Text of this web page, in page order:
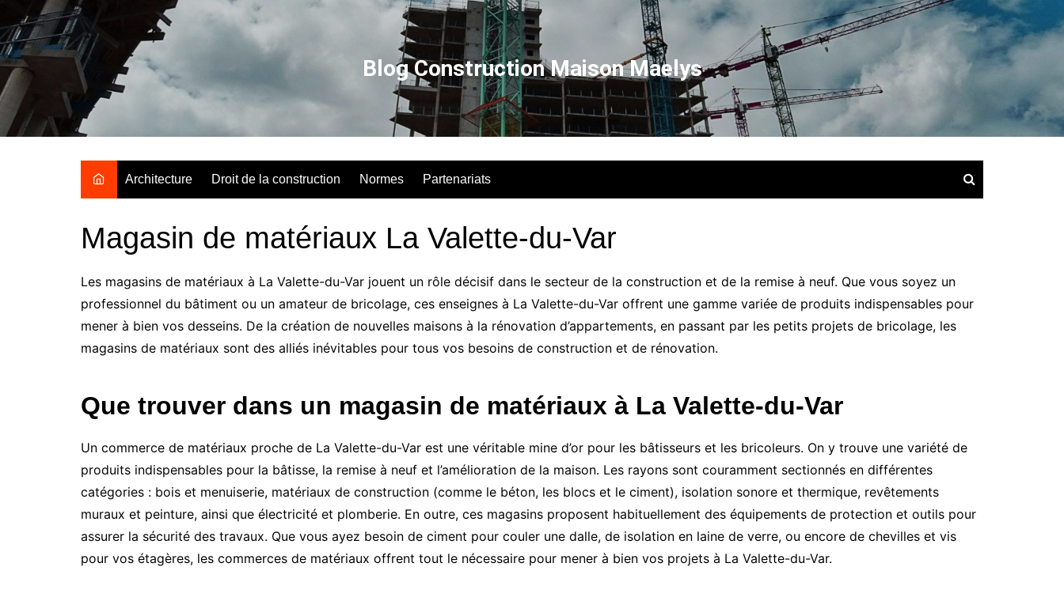
au
contenu
Blog Construction Maison Maelys
Architecture Droit de la construction Normes Partenariats
Magasin de matériaux La Valette-du-Var
Les magasins de matériaux à La Valette-du-Var jouent un rôle décisif dans le secteur de la construction et de la remise à neuf. Que vous soyez un
professionnel du bâtiment ou un amateur de bricolage, ces enseignes à La Valette-du-Var offrent une gamme variée de produits indispensables pour
mener à bien vos desseins. De la création de nouvelles maisons à la rénovation d’appartements, en passant par les petits projets de bricolage, les
magasins de matériaux sont des alliés inévitables pour tous vos besoins de construction et de rénovation.
Que trouver dans un magasin de matériaux à La Valette-du-Var
Un commerce de matériaux proche de La Valette-du-Var est une véritable mine d’or pour les bâtisseurs et les bricoleurs. On y trouve une variété de
produits indispensables pour la bâtisse, la remise à neuf et l’amélioration de la maison. Les rayons sont couramment sectionnés en différentes
catégories : bois et menuiserie, matériaux de construction (comme le béton, les blocs et le ciment), isolation sonore et thermique, revêtements
muraux et peinture, ainsi que électricité et plomberie. En outre, ces magasins proposent habituellement des équipements de protection et outils pour
assurer la sécurité des travaux. Que vous ayez besoin de ciment pour couler une dalle, de isolation en laine de verre, ou encore de chevilles et vis
pour vos étagères, les commerces de matériaux offrent tout le nécessaire pour mener à bien vos projets à La Valette-du-Var.